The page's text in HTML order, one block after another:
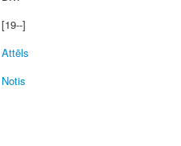
[19--]
Attēls
Notis